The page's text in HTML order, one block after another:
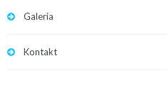
Galeria
Kontakt